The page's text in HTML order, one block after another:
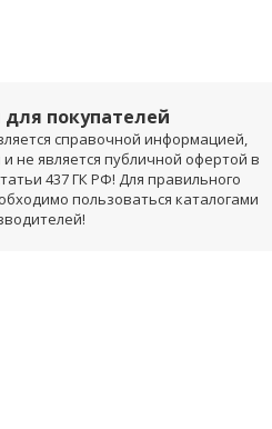
покупателей
справочной информацией,
не является публичной офертой в
437 ГК РФ! Для правильного
пользоваться каталогами